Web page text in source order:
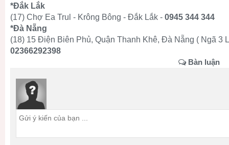
*Đắk Lắk
(17) Chợ Ea Trul - Krông Bông - Đắk Lắk - 0945 344 344
*Đà Nẵng
(18) 15 Điện Biên Phủ, Quận Thanh Khê, Đà Nẵng ( Ngã 3
02366292398
Bàn luận